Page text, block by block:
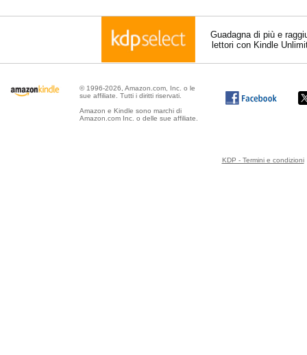
Guadagna di più e
lettori con Kindle
© 1996-2026, Amazon.com, Inc. o le
sue affiliate. Tutti i diritti riservati.
Amazon e Kindle sono marchi di
Amazon.com Inc. o delle sue affiliate.
KDP - Termini e condizioni